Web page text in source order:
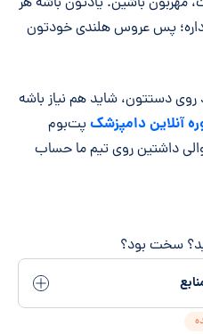
پس عروس هلندی خودتون
روی دستتون، شاید هم نیاز باشه
آنلاین دامپزشکپت‌بوم
داشتین روی تیم ما حساب
سخت بود؟